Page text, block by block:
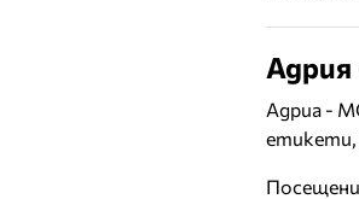
Адриа -
етикети,